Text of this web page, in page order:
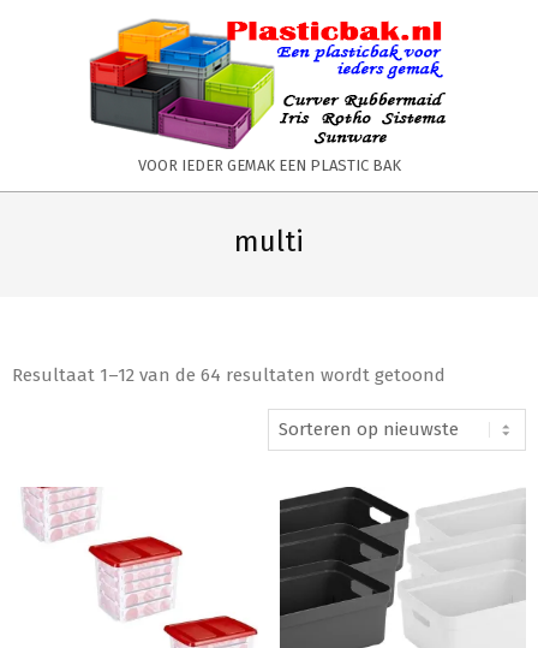
PLASTICBAK.NL
VOOR IEDER GEMAK EEN PLASTIC BAK
multi
Resultaat 1–12 van de 64 resultaten wordt getoond